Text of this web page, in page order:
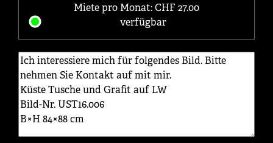
Miete pro Monat: CHF 27.00
verfügbar